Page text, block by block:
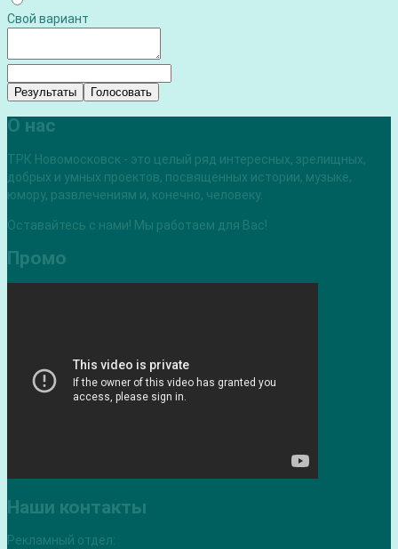
Свой вариант
Результаты Голосовать
О нас
ТРК Новомосковск - это целый ряд интересных, зрелищных,
добрых и умных проектов, посвященных истории, музыке,
юмору, развлечениям и, конечно, человеку.
Оставайтесь с нами! Мы работаем для Вас!
Промо
Наши контакты
Рекламный отдел: